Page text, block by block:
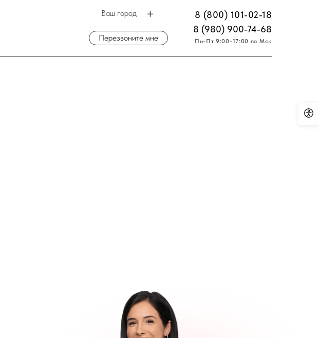
8 (800) 101-02-18
8 (980) 900-74-68
Пн-Пт 9:00-17:00 по Мск
Перезвоните мне
Ваш город